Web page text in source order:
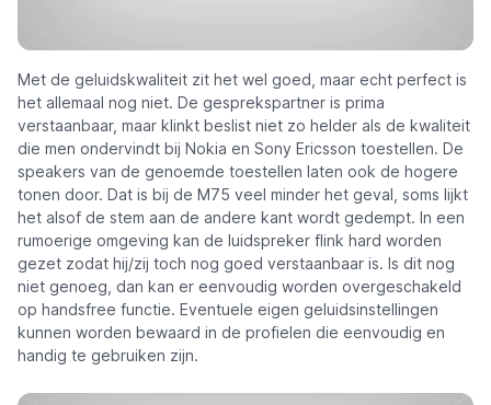
Met de geluidskwaliteit zit het wel goed, maar echt perfect is
het allemaal nog niet. De gesprekspartner is prima
verstaanbaar, maar klinkt beslist niet zo helder als de kwaliteit
die men ondervindt bij Nokia en Sony Ericsson toestellen. De
speakers van de genoemde toestellen laten ook de hogere
tonen door. Dat is bij de M75 veel minder het geval, soms lijkt
het alsof de stem aan de andere kant wordt gedempt. In een
rumoerige omgeving kan de luidspreker flink hard worden
gezet zodat hij/zij toch nog goed verstaanbaar is. Is dit nog
niet genoeg, dan kan er eenvoudig worden overgeschakeld
op handsfree functie. Eventuele eigen geluidsinstellingen
kunnen worden bewaard in de profielen die eenvoudig en
handig te gebruiken zijn.